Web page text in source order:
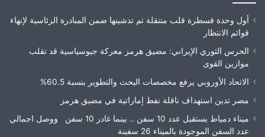
أول وحدة قسطرة قلب متنقلة تم تدشينها ضمن المبادرة الرئاسية لإنهاء
قوائم الانتظار
الحرس الثوري الإيراني: مضيق هرمز معركة جيوسياسية قد تقلب
موازين القوى
الاتحاد الأوروبي يرفع مخصصات البحث والتطوير بنسبة 60.5%
مصر تدين استهداف ناقلة نفط إماراتية في مضيق هرمز
ميناء دمياط يستقبل عدد 10 سفن .. بينما غادر 10 سفن ووصل اجمالي
عدد السفن الموجودة بالميناء 26 سفينة